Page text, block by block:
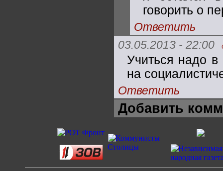
говорить о
Ответить
03.05.2013 - 22:00
Учиться надо
на
Ответить
Добавить